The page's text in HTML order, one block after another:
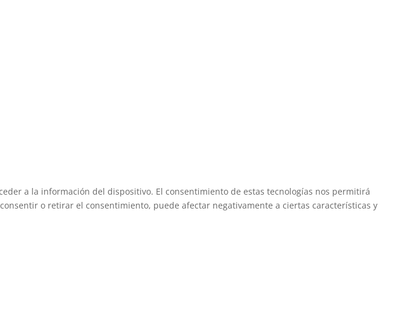
a la información del dispositivo. El consentimiento de estas tecnologías nos permitirá
o retirar el consentimiento, puede afectar negativamente a ciertas características y